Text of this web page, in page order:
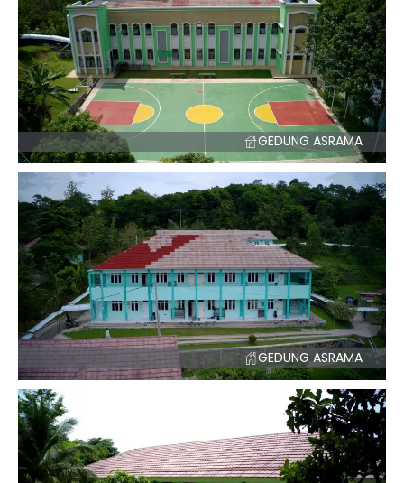
GEDUNG ASRAMA
GEDUNG ASRAMA